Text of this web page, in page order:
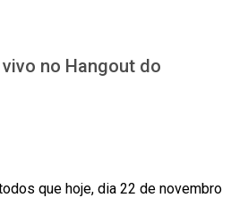
no Hangout do
que hoje, dia 22 de novembro